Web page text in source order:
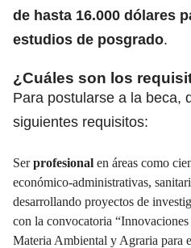
de hasta 16.000 dólares
estudios de posgrado.
¿Cuáles son los
Para postularse a la beca,
siguientes requisitos:
Serprofesional en áreas como
económico-administrativas,
desarrollando proyectos de
con la convocatoria
Materia Ambiental y Agraria para